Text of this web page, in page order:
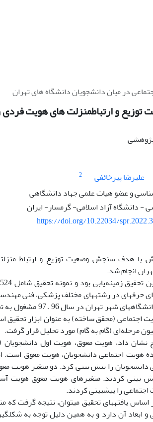
در میان دانشجویان دانشگاه های تهران
و ارتباطمنزلت های هویت فردی
پژوهشی
علیرضا پیرخائفی
2
و عضو هیات علمی جهاد دانشگاهی
- دانشگاه آزاد اسلامی- گرمسار- ایران
https://doi.org/10.22034/
با هدف سنجش وضعیت توزیع و ارتباط
انجام شد.
حرفه­ای در رشته­های مختلف پزشکی، فنی
انتخاب و در
اجتماعی (محقق ساخته) به عنوان ابزار تحقیق
مرحله‌ای (گام به گام) مورد تحلیل قرار گرفت.
نشان داد، هویت معوق، هویت اول
را پیش­بینی کردند.
اساس یافته­های تحقیق می­توان، نتیجه گرفت که
و ابعاد آن دارد و به همین دلیل توجه به